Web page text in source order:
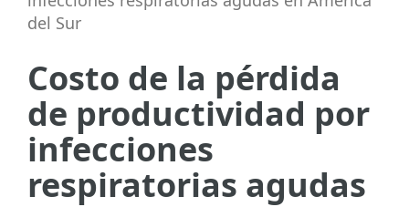
del Sur
Costo de la pérdida
de productividad por
infecciones
respiratorias agudas